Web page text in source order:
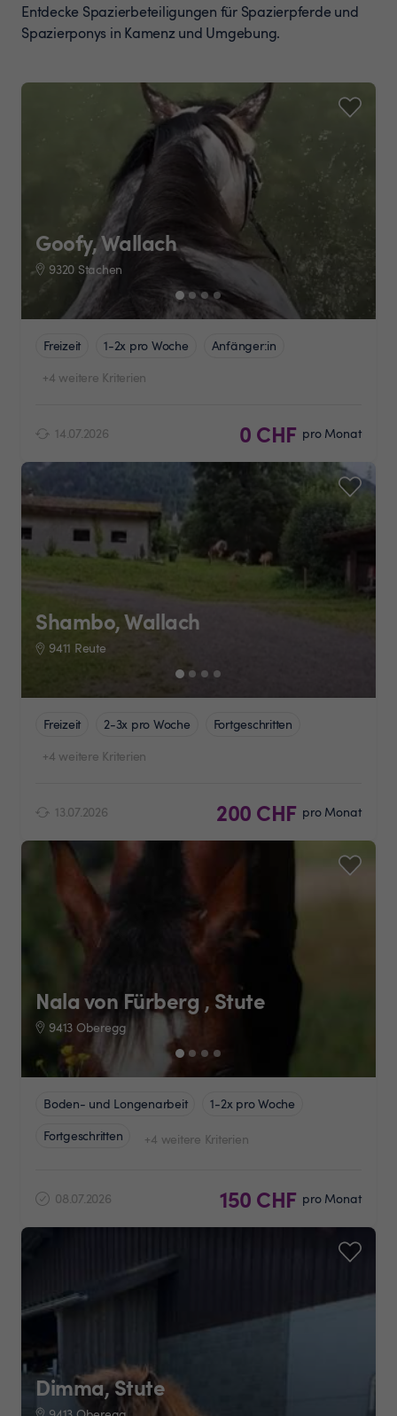
Entdecke Spazierbeteiligungen für Spazierpferde und
Spazierponys in Kamenz und Umgebung.
Goofy, Wallach
9320 Stachen
Freizeit 1-2x pro Woche
Anfänger:in
+4 weitere Kriterien
14.07.2026 0 CHF pro Monat
Shambo, Wallach
9411 Reute
Freizeit 2-3x pro Woche
Fortgeschritten
+4 weitere Kriterien
13.07.2026 200 CHF pro Monat
Nala von Fürberg , Stute
9413 Oberegg
Boden- und Longenarbeit
1-2x pro Woche
Fortgeschritten
+4 weitere Kriterien
08.07.2026 150 CHF pro Monat
Dimma, Stute